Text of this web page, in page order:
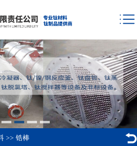
>> 锆棒